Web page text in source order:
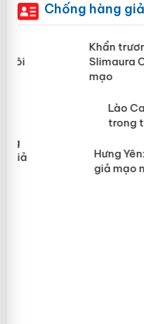
Chống hàng giả
Khẩn
giả mạo
mại